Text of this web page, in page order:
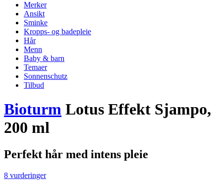
Merker
Ansikt
Sminke
Kropps- og badepleie
Hår
Menn
Baby & barn
Temaer
Sonnenschutz
Tilbud
Bioturm Lotus Effekt Sjampo,
200 ml
Perfekt hår med intens pleie
8 vurderinger